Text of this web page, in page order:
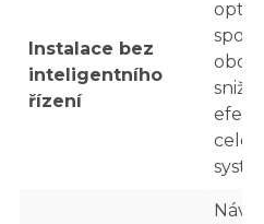
Instalace bez
inteligentního
řízení
obou